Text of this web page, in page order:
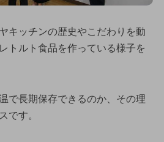
キッチンの歴史やこだわりを動
トルト食品を作っている様子を
で長期保存できるのか、その理
です。